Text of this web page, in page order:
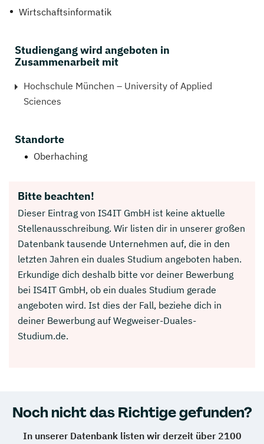
Wirtschaftsinformatik
Studiengang wird angeboten in
Zusammenarbeit mit
Hochschule München – University of Applied
Sciences
Standorte
Oberhaching
Bitte beachten!
Dieser Eintrag von IS4IT GmbH ist keine aktuelle
Stellenausschreibung. Wir listen dir in unserer großen
Datenbank tausende Unternehmen auf, die in den
letzten Jahren ein duales Studium angeboten haben.
Erkundige dich deshalb bitte vor deiner Bewerbung
bei IS4IT GmbH, ob ein duales Studium gerade
angeboten wird. Ist dies der Fall, beziehe dich in
deiner Bewerbung auf Wegweiser-Duales-
Studium.de.
Noch nicht das Richtige gefunden?
In unserer Datenbank listen wir derzeit über 2100